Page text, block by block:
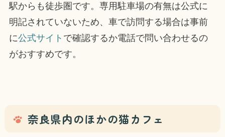
駅からも徒歩圏です。専用駐車場の有無は公式に
明記されていないため、車で訪問する場合は事前
に公式サイト で確認するか電話で問い合わせるの
がおすすめです。
奈良県内のほかの猫カフェ